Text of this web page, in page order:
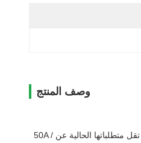
وصف المنتج
يتم تطبيقه لاختبار أسلاك الكهرباء والكابلات والمواد الكهربائية الحالية التي تقل متطلباتها الحالية عن 50A /